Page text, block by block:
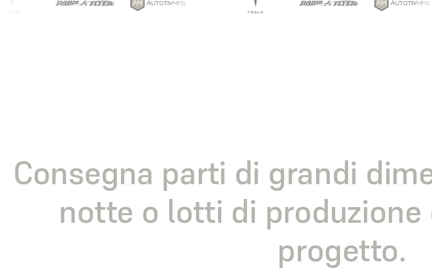
Consegna parti di grandi
notte o lotti di
progetto.